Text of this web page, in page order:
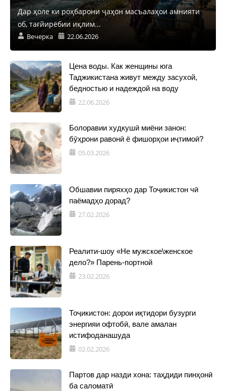
Дар ҳоле ки роҳбарони ҷаҳон масъалаҳои амнияти
об, тағйирёбии иқлим...
Вечерка 22.06.2026
Цена воды. Как женщины юга
Таджикистана живут между засухой,
бедностью и надеждой на воду
22.06.2026
Болоравии худкушӣ миёни занон:
бӯҳрони равонӣ ё фишорҳои иҷтимоӣ?
05.03.2026
Обшавии пиряхҳо дар Тоҷикистон чӣ
паёмадҳо дорад?
27.02.2026
Реалити-шоу «Не мужское\женское
дело?» Парень-портной
23.02.2026
Тоҷикистон: дорои иқтидори бузурги
энергияи офтобӣ, вале амалан
истифоданашуда
02.02.2026
Партов дар назди хона: таҳдиди пинҳонӣ
ба саломатӣ